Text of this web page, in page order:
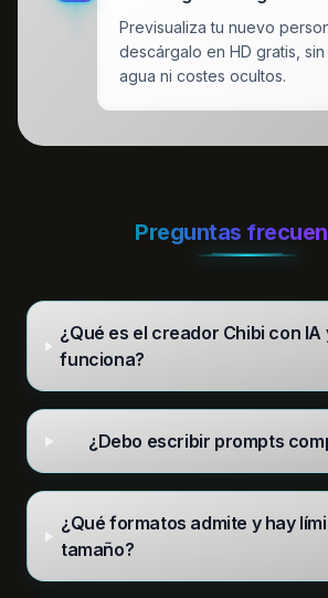
Previsualiza tu nuevo
descárgalo en HD gratis,
agua ni costes ocultos.
Preguntas
¿Qué es el creador Chibi con IA
funciona?
¿Debo escribir prompts
¿Qué formatos admite y hay
tamaño?